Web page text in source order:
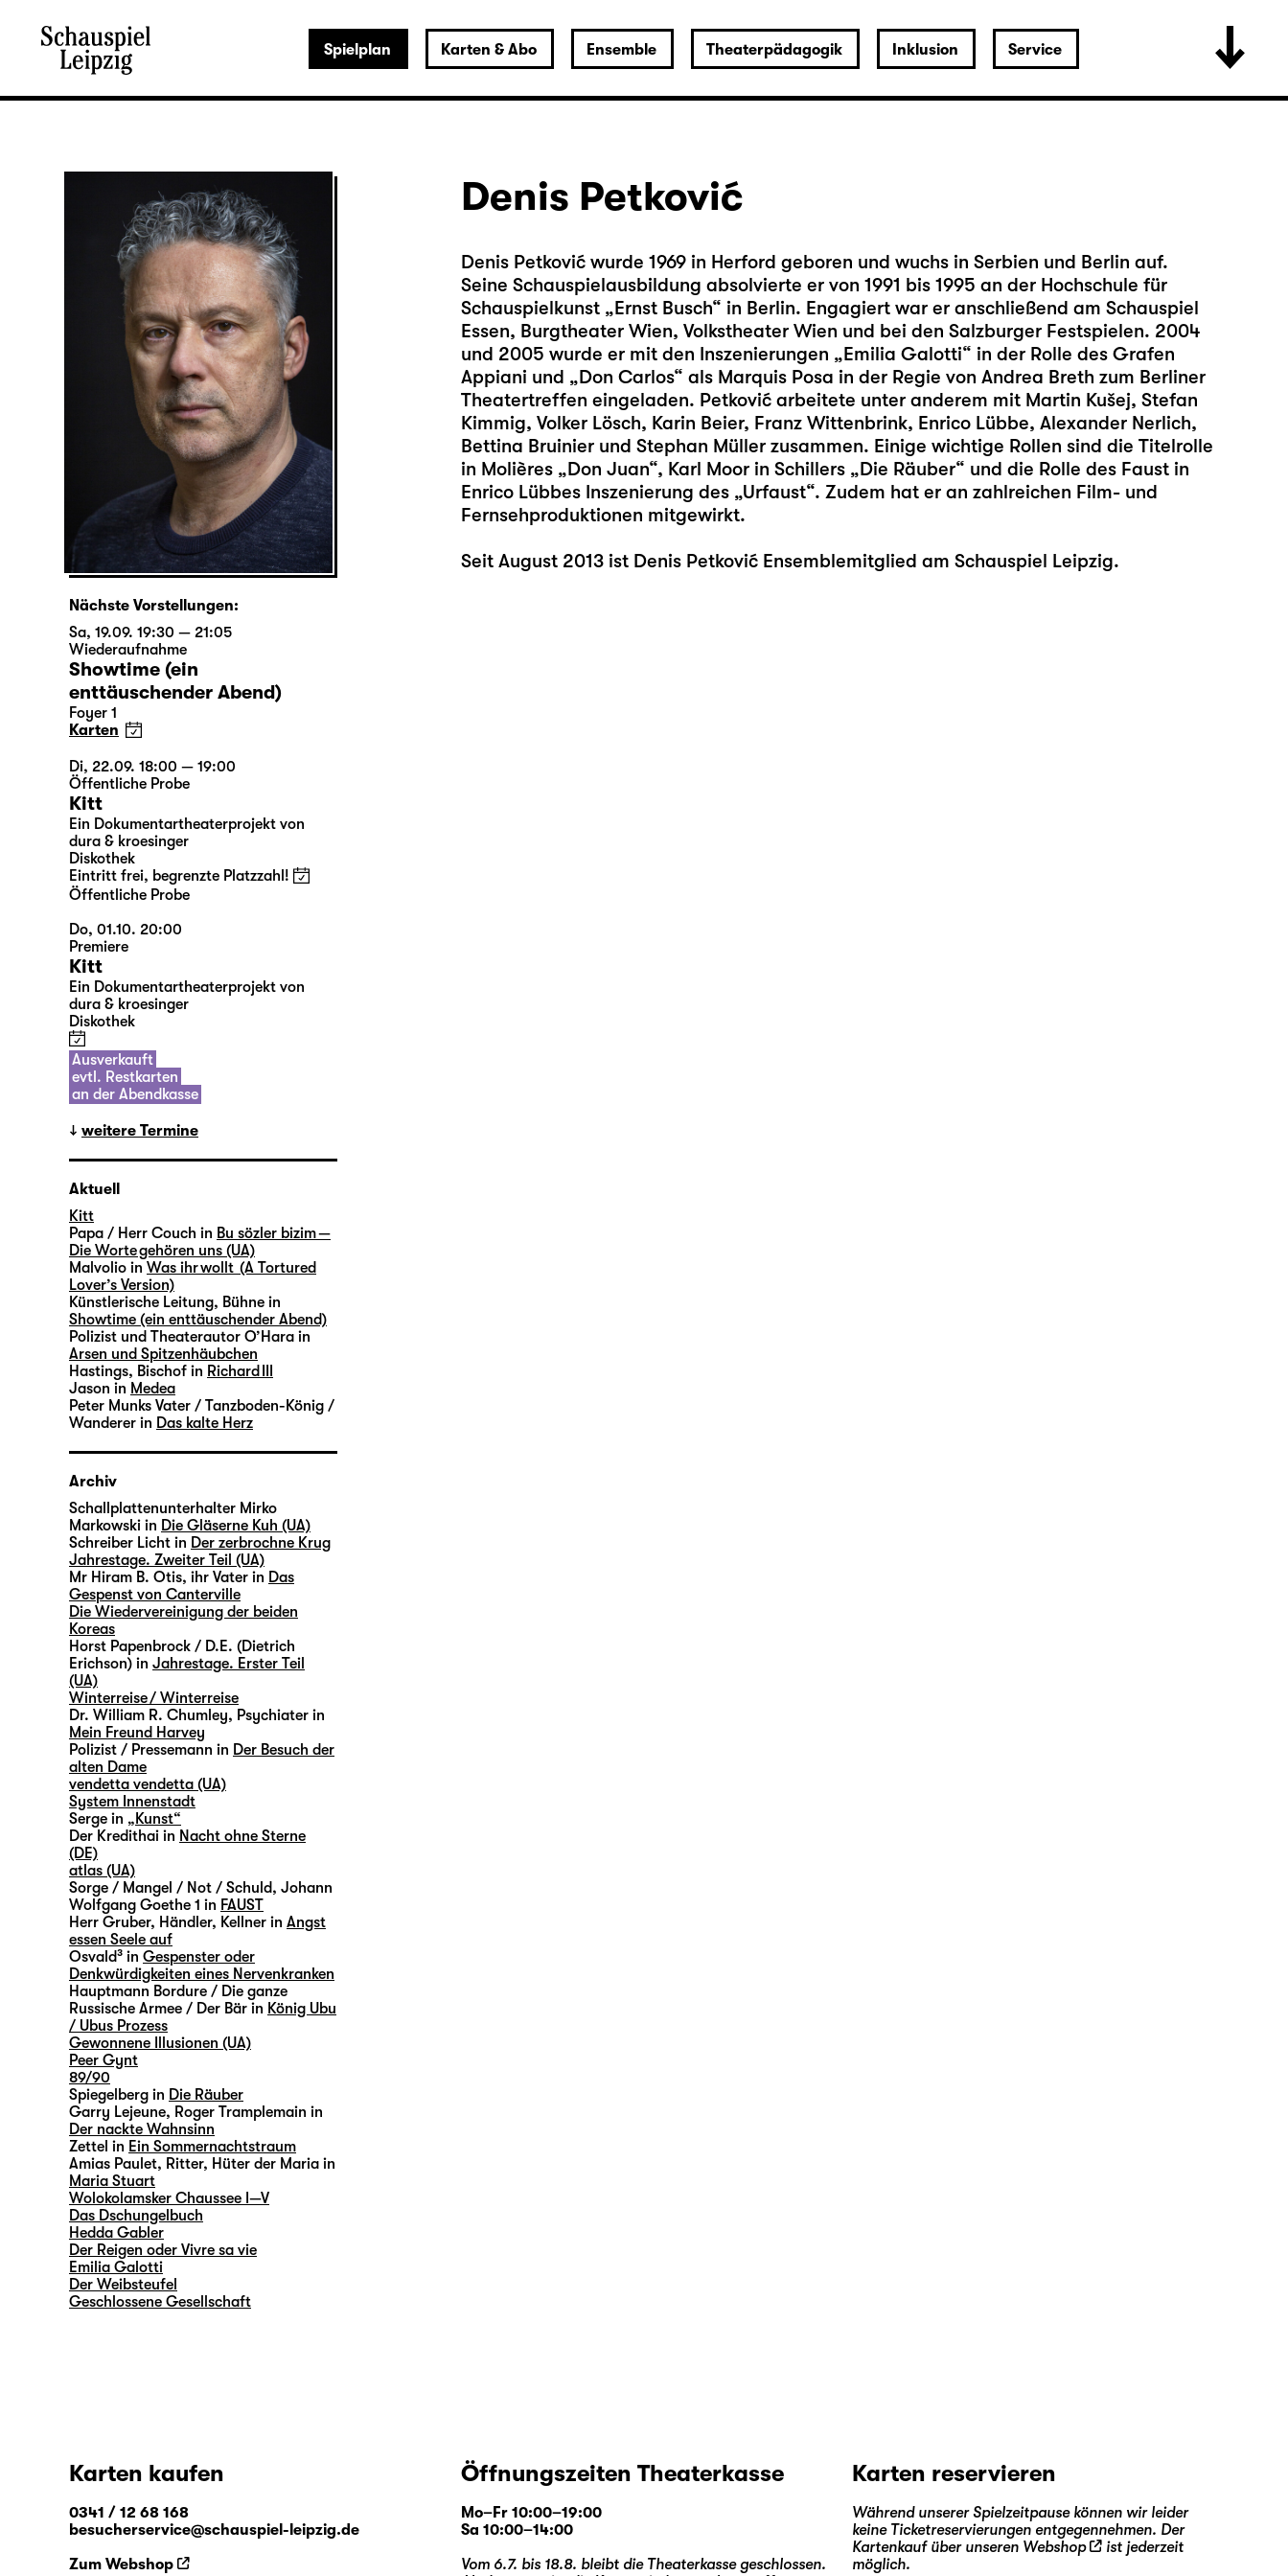
Spielplan Karten & Abo Ensemble Theaterpädagogik Inklusion Service
Denis Petković
Denis Petković wurde 1969 in Herford geboren und wuchs in Serbien und Berlin auf.
Seine Schauspielausbildung absolvierte er von 1991 bis 1995 an der Hochschule für
Schauspielkunst „Ernst Busch“ in Berlin. Engagiert war er anschließend am Schauspiel
Essen, Burgtheater Wien, Volkstheater Wien und bei den Salzburger Festspielen. 2004
und 2005 wurde er mit den Inszenierungen „Emilia Galotti“ in der Rolle des Grafen
Appiani und „Don Carlos“ als Marquis Posa in der Regie von Andrea Breth zum Berliner
Theatertreffen eingeladen. Petković arbeitete unter anderem mit Martin Kušej, Stefan
Kimmig, Volker Lösch, Karin Beier, Franz Wittenbrink, Enrico Lübbe, Alexander Nerlich,
Bettina Bruinier und Stephan Müller zusammen. Einige wichtige Rollen sind die Titelrolle
in Molières „Don Juan“, Karl Moor in Schillers „Die Räuber“ und die Rolle des Faust in
Enrico Lübbes Inszenierung des „Urfaust“. Zudem hat er an zahlreichen Film- und
Fernsehproduktionen mitgewirkt.
Seit August 2013 ist Denis Petković Ensemblemitglied am Schauspiel Leipzig.
Nächste Vorstellungen:
Sa, 19.09. 19:30 — 21:05
Wiederaufnahme
Showtime (ein
enttäuschender Abend)
Foyer 1
Karten
Di, 22.09. 18:00 — 19:00
Öffentliche Probe
Kitt
Ein Dokumentartheaterprojekt von
dura & kroesinger
Diskothek
Eintritt frei, begrenzte Platzzahl!
Öffentliche Probe
Do, 01.10. 20:00
Premiere
Kitt
Ein Dokumentartheaterprojekt von
dura & kroesinger
Diskothek
Ausverkauft
evtl. Restkarten
an der Abendkasse
weitere Termine
Aktuell
Kitt
Papa / Herr Couch in Bu sözler bizim —
Die Worte gehören uns (UA)
Malvolio in Was ihr wollt (A Tortured
Lover’s Version)
Künstlerische Leitung, Bühne in
Showtime (ein enttäuschender Abend)
Polizist und Theaterautor O’Hara in
Arsen und Spitzenhäubchen
Hastings, Bischof in Richard III
Jason in Medea
Peter Munks Vater / Tanzboden-König /
Wanderer in Das kalte Herz
Archiv
Schallplattenunterhalter Mirko
Markowski in Die Gläserne Kuh (UA)
Schreiber Licht in Der zerbrochne Krug
Jahrestage. Zweiter Teil (UA)
Mr Hiram B. Otis, ihr Vater in Das
Gespenst von Canterville
Die Wiedervereinigung der beiden
Koreas
Horst Papenbrock / D.E. (Dietrich
Erichson) in Jahrestage. Erster Teil
(UA)
Winterreise / Winterreise
Dr. William R. Chumley, Psychiater in
Mein Freund Harvey
Polizist / Pressemann in Der Besuch der
alten Dame
vendetta vendetta (UA)
System Innenstadt
Serge in „Kunst“
Der Kredithai in Nacht ohne Sterne
(DE)
atlas (UA)
Sorge / Mangel / Not / Schuld, Johann
Wolfgang Goethe 1 in FAUST
Herr Gruber, Händler, Kellner in Angst
essen Seele auf
Osvald³ in Gespenster oder
Denkwürdigkeiten eines Nervenkranken
Hauptmann Bordure / Die ganze
Russische Armee / Der Bär in König Ubu
/ Ubus Prozess
Gewonnene Illusionen (UA)
Peer Gynt
89/90
Spiegelberg in Die Räuber
Garry Lejeune, Roger Tramplemain in
Der nackte Wahnsinn
Zettel in Ein Sommernachtstraum
Amias Paulet, Ritter, Hüter der Maria in
Maria Stuart
Wolokolamsker Chaussee I—V
Das Dschungelbuch
Hedda Gabler
Der Reigen oder Vivre sa vie
Emilia Galotti
Der Weibsteufel
Geschlossene Gesellschaft
Karten kaufen
0341 / 12 68 168
besucherservice@schauspiel-leipzig.de
Zum Webshop
Öffnungszeiten Theaterkasse
Mo–Fr 10:00–19:00
Sa 10:00–14:00
Vom 6.7. bis 18.8. bleibt die Theaterkasse geschlossen.
Karten reservieren
Während unserer Spielzeitpause können wir leider
keine Ticketreservierungen entgegennehmen. Der
Kartenkauf über unseren Webshop
ist jederzeit
möglich.